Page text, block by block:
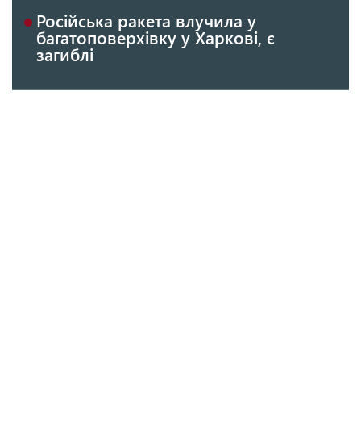
Російська ракета влучила у
багатоповерхівку у Харкові, є
загиблі